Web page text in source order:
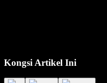
Kongsi Artikel Ini